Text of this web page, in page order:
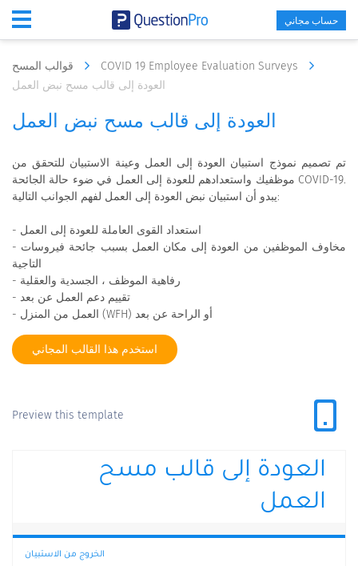
حساب مجاني
COVID 19 Employee Evaluation Surveys
العودة إلى قالب مسح نبض العمل
العودة إلى قالب مسح نبض العمل
تم تصميم نموذج استبيان العودة إلى العمل وعينة الاستبيان للتحقق من
موظفيك واستعدادهم للعودة إلى العمل في ضوء حالة الجائحة COVID-19.
يبدو أن استبيان نبض العودة إلى العمل لفهم الجوانب التالية:
- استعداد القوى العاملة للعودة إلى العمل
- مخاوف الموظفين من العودة إلى مكان العمل بسبب جائحة فيروسات
التاجية
- رفاهية الموظف ، الجسدية والعقلية
- تقييم دعم العمل عن بعد
- العمل من المنزل (WFH) أو الراحة عن بعد
استخدم هذا القالب المجاني
Preview this template